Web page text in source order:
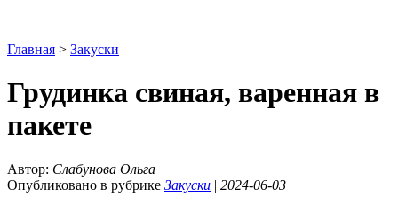
Главная > Закуски
Грудинка свиная, варенная в
пакете
Автор: Слабунова Ольга
Опубликовано в рубрике Закуски | 2024-06-03